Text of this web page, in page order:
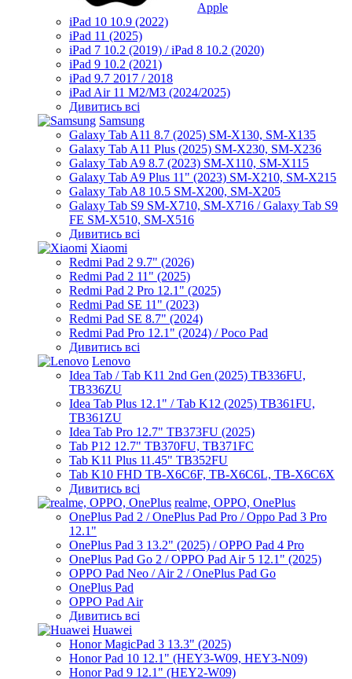
Apple
iPad 10 10.9 (2022)
iPad 11 (2025)
iPad 7 10.2 (2019) / iPad 8 10.2 (2020)
iPad 9 10.2 (2021)
iPad 9.7 2017 / 2018
iPad Air 11 M2/M3 (2024/2025)
Дивитись всі
Samsung
Galaxy Tab A11 8.7 (2025) SM-X130, SM-X135
Galaxy Tab A11 Plus (2025) SM-X230, SM-X236
Galaxy Tab A9 8.7 (2023) SM-X110, SM-X115
Galaxy Tab A9 Plus 11" (2023) SM-X210, SM-X215
Galaxy Tab A8 10.5 SM-X200, SM-X205
Galaxy Tab S9 SM-X710, SM-X716 / Galaxy Tab S9
FE SM-X510, SM-X516
Дивитись всі
Xiaomi
Redmi Pad 2 9.7" (2026)
Redmi Pad 2 11" (2025)
Redmi Pad 2 Pro 12.1" (2025)
Redmi Pad SE 11" (2023)
Redmi Pad SE 8.7" (2024)
Redmi Pad Pro 12.1" (2024) / Poco Pad
Дивитись всі
Lenovo
Idea Tab / Tab K11 2nd Gen (2025) TB336FU,
TB336ZU
Idea Tab Plus 12.1" / Tab K12 (2025) TB361FU,
TB361ZU
Idea Tab Pro 12.7" TB373FU (2025)
Tab P12 12.7" TB370FU, TB371FC
Tab K11 Plus 11.45" TB352FU
Tab K10 FHD TB-X6C6F, TB-X6C6L, TB-X6C6X
Дивитись всі
realme, OPPO, OnePlus
OnePlus Pad 2 / OnePlus Pad Pro / Oppo Pad 3 Pro
12.1"
OnePlus Pad 3 13.2" (2025) / OPPO Pad 4 Pro
OnePlus Pad Go 2 / OPPO Pad Air 5 12.1" (2025)
OPPO Pad Neo / Air 2 / OnePlus Pad Go
OnePlus Pad
OPPO Pad Air
Дивитись всі
Huawei
Honor MagicPad 3 13.3" (2025)
Honor Pad 10 12.1" (HEY3-W09, HEY3-N09)
Honor Pad 9 12.1" (HEY2-W09)